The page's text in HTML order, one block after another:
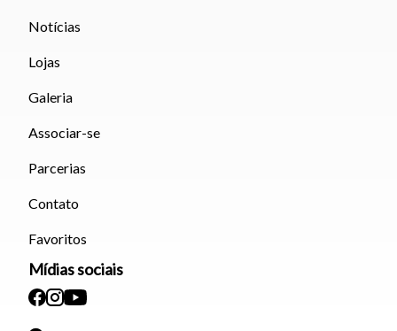
Notícias
Lojas
Galeria
Associar-se
Parcerias
Contato
Favoritos
Mídias sociais